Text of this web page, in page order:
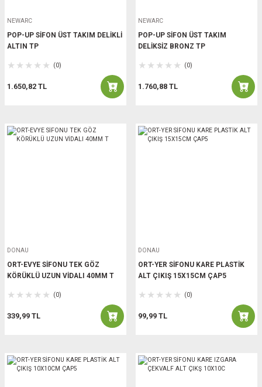
NEWARC
POP-UP SİFON ÜST TAKIM DELİKLİ
ALTIN TP
(0)
1.650,82 TL
NEWARC
POP-UP SİFON ÜST TAKIM
DELİKSİZ BRONZ TP
(0)
1.760,88 TL
DONAU
ORT-EVYE SİFONU TEK GÖZ
KÖRÜKLÜ UZUN VİDALI 40MM T
(0)
339,99 TL
DONAU
ORT-YER SİFONU KARE PLASTİK
ALT ÇIKIŞ 15X15CM ÇAP5
(0)
99,99 TL